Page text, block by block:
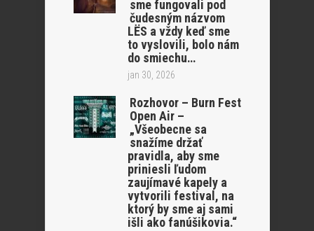
sme fungovali pod
čudesným názvom
LËS a vždy keď sme
to vyslovili, bolo nám
do smiechu…
jan 30, 2026
Rozhovor – Burn Fest
Open Air –
„Všeobecne sa
snažíme držať
pravidla, aby sme
priniesli ľudom
zaujímavé kapely a
vytvorili festival, na
ktorý by sme aj sami
išli ako fanúšikovia.“